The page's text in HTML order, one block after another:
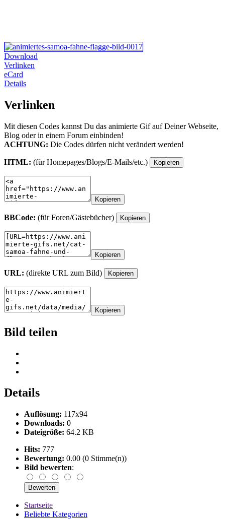
Download
Verlinken
eCard
Details
Verlinken
Mit diesen Codes kannst Du das animierte Gif auf Deiner Webseite,
Blog oder in einem Forum einbinden!
ACHTUNG: Die Codes dürfen nicht verändert werden!
HTML: (für Homepages/Blogs/E-Mails/etc.) Kopieren
Kopieren
BBCode: (für Foren/Gästebücher) Kopieren
Kopieren
URL: (direkte URL zum Bild) Kopieren
Kopieren
Bild teilen
Details
Auflösung: 117x94
Downloads: 0
Dateigröße: 64.2 KB
Hits: 777
Bewertung: 0.00 (0 Stimme(n))
Bild bewerten:
Startseite
Beliebte Kategorien